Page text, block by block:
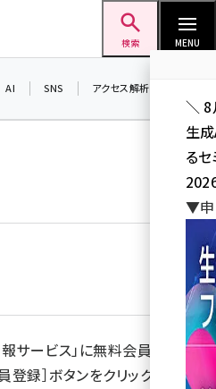
検索 MENU
AI SNS アクセス解析／データ分析
サービス」に無料会員登録を
登録］ボタンをクリックして表
＼ 8
生
る
▼申